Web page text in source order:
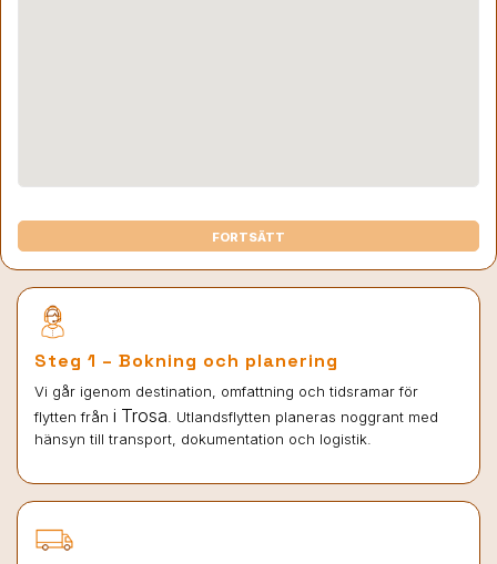
FORTSÄTT
Steg 1 – Bokning och planering
Vi går igenom destination, omfattning och tidsramar för
flytten från i Trosa . Utlandsflytten planeras noggrant med
hänsyn till transport, dokumentation och logistik.